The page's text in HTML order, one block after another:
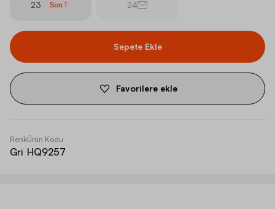
23 Son1 24
Sepete Ekle
Favorilere ekle
Renk
Gri
Ürün Kodu
HQ9257